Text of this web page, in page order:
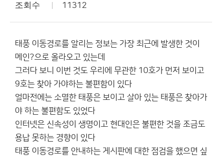
조회수 11312
태풍 이동경로를 알리는 정보는 가장 최근에 발생한 것이
메인?으로 올라오고 있는데
그러다 보니 이번 것도 우리에 무관한 10호가 먼저 보이고
9호는 찾아 가야하는 불편함이 있다
얼마전에는 소멸한 태풍은 보이고 살아 있는 태풍은 찾아가
야 하는 불편함도 있었다
인터넷은 신속성이 생명이고 현대인은 불편한 것을 조금도
용납 못하는 경향이 있다
태풍 이동경로를 안내하는 게시판에 대한 점검을 했으면 싶